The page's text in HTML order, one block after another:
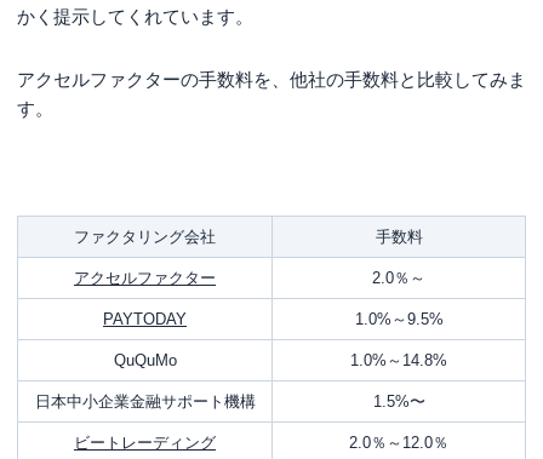
かく提示してくれています。
アクセルファクターの手数料を、他社の手数料と比較してみま
す。
ファクタリング会社 手数料
アクセルファクター 2.0％～
PAYTODAY 1.0%～9.5%
QuQuMo 1.0%～14.8%
日本中小企業金融サポート機構 1.5%〜
ビートレーディング 2.0％～12.0％